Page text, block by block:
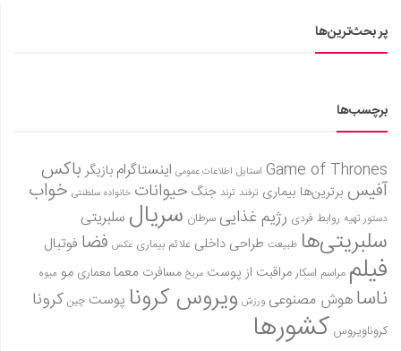
بیماری و درمان
کودک و مادر
روانشناسی
مراکز پزشکی و دارویی
فرهنگ و هنر
سینما و تئاتر
تلویزیون
موسیقی
چهره‌ها
عکاسی و هنرهای تجسمی
پر بحث‌ترین‌ها
برچسب‌ها
Game of Thrones استایل اطلاعات عمومی اینستاگرام بازیگر باکس
آفیس برترین‌ها بیماری ترفند ترند جنگ حیوانات خانواده سلطنتی خواب
دستور تهیه روابط فردی رژیم غذاییسرطان سریال سلبریتی
سلبریتی‌ها طبیعت طراحی داخلی علائم بیماری عکس فضا فوتبال
فیلم مراسم اسکارمراقبت از پوست مریخ مسافرت معمامعماری مو میوه
ناساهوش مصنوعی ورزش ویروس کرونا پوست چین کرونا
کروناویروس کشورها